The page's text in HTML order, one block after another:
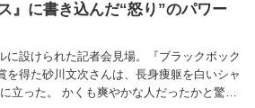
』に書き込んだ“怒り”のパワー
に設けられた記者会見場。『ブラックボック
を得た砂川文次さんは、長身痩躯を白いシャ
立った。 かくも爽やかな人だったかと驚い